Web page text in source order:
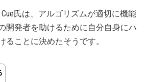
Cue氏は、アルゴリズムが適切に機能
開発者を助けるために自分自身にハ
ることに決めたそうです。